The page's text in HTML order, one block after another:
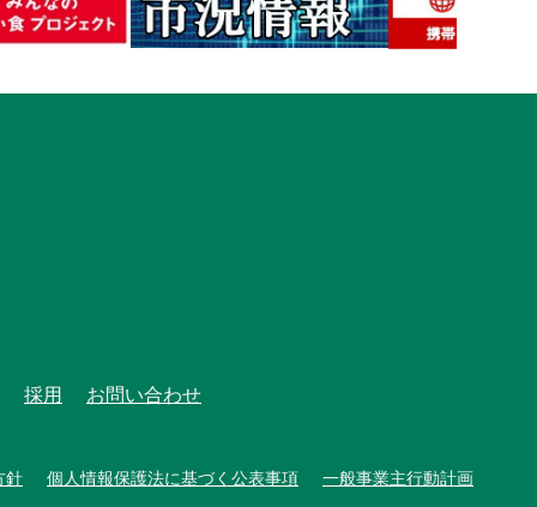
採用 お問い合わせ
針 個人情報保護法に基づく公表事項 一般事業主行動計画